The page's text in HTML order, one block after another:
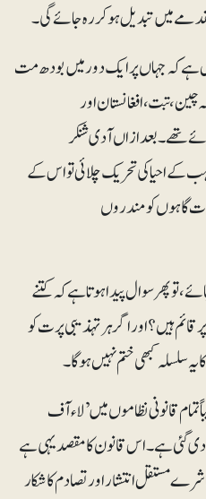
میں تبدیل ہوکر رہ جائے گی۔
ہے کہ جہاں پر ایک دور میں بودھ مت
تبت، افغانستان اور
تھے۔ بعدازاں آدی شنکر
ہندو مذہب کے احیا کی تحریک چلائی تو اس کے
گاہوں کو مندروں
تو پھر سوال پیدا ہوتا ہے کہ کتنے
قائم ہیں؟ اور اگر ہر تہذیبی پرت کو
یہ سلسلہ کبھی ختم نہیں ہوگا۔
قانونی نظاموں میں’لاء آف
دی گئی ہے۔ اس قانون کا مقصد یہی ہے
مستقل انتشار اور تصادم کا شکار